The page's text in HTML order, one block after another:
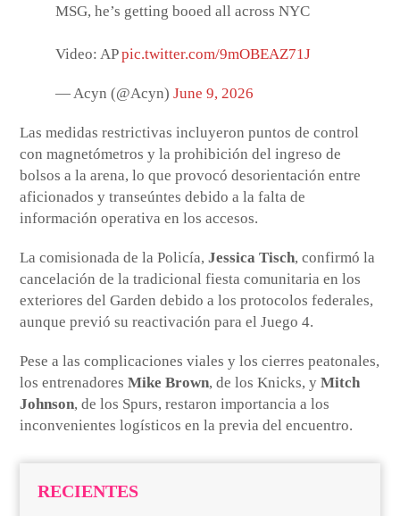
MSG, he’s getting booed all across NYC
Video: APpic.twitter.com/9mOBEAZ71J
— Acyn (@Acyn)June 9, 2026
Las medidas restrictivas incluyeron puntos de control
con magnetómetros y la prohibición del ingreso de
bolsos a la arena, lo que provocó desorientación entre
aficionados y transeúntes debido a la falta de
información operativa en los accesos.
La comisionada de la Policía,Jessica Tisch, confirmó la
cancelación de la tradicional fiesta comunitaria en los
exteriores del Garden debido a los protocolos federales,
aunque previó su reactivación para el Juego 4.
Pese a las complicaciones viales y los cierres peatonales,
los entrenadoresMike Brown, de los Knicks, yMitch
Johnson, de los Spurs, restaron importancia a los
inconvenientes logísticos en la previa del encuentro.
RECIENTES